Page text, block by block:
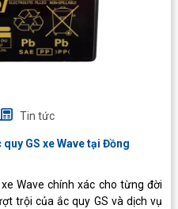
Tin tức
GS xe Wave tại Đồng
Wave chính xác cho từng đời
trội của ắc quy GS và dịch vụ